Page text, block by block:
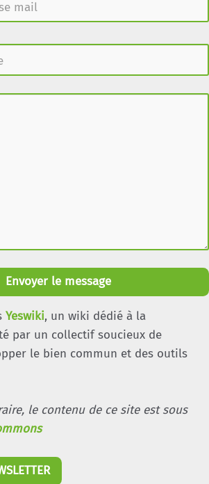
Envoyer le message
Yeswiki, un wiki dédié à la
par un collectif soucieux de
le bien commun et des outils
le contenu de ce site est sous